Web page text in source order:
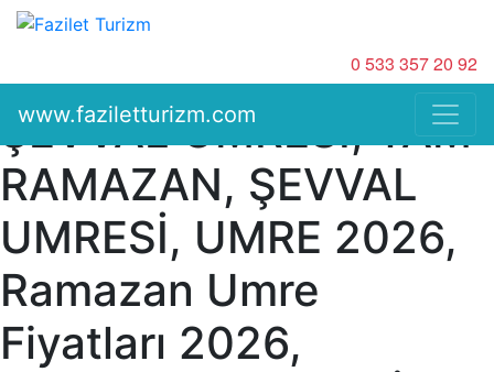
0 533 357 20 92
www.faziletturizm.com
2026 RAMAZAN
UMRESİ FİYATLARI,
ŞEVVAL UMRESİ, TAM
RAMAZAN, ŞEVVAL
UMRESİ, UMRE 2026,
Ramazan Umre
Fiyatları 2026,